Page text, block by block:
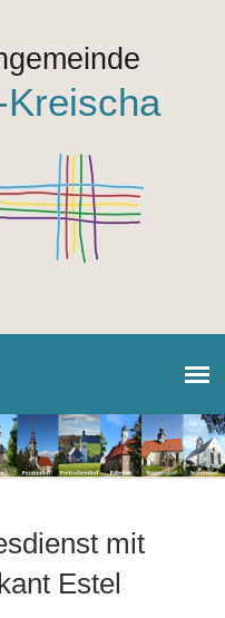
mit
Estel